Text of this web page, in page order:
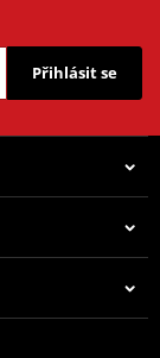
Přihlásit se